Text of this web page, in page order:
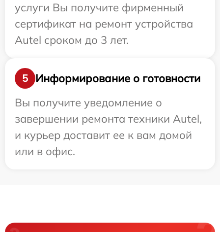
услуги Вы получите фирменный
сертификат на ремонт устройства
Autel сроком до 3 лет.
5
Информирование о готовности
Вы получите уведомление о
завершении ремонта техники Autel,
и курьер доставит ее к вам домой
или в офис.